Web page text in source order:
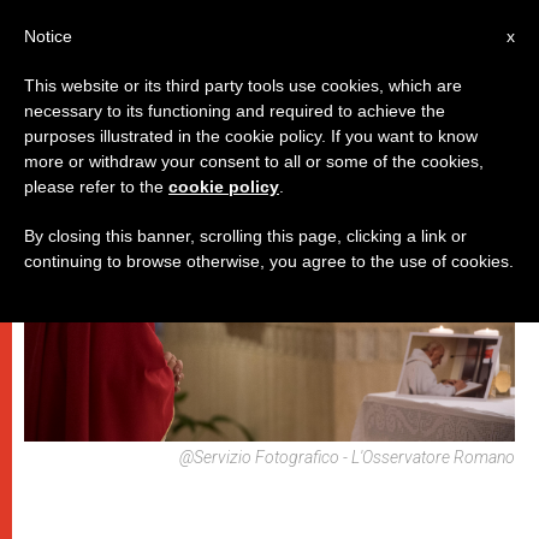
DICASTERI
@Servizio Fotografico - L'Osservatore Romano
x
Notice
This website or its third party tools use cookies, which are
necessary to its functioning and required to achieve the
purposes illustrated in the cookie policy. If you want to know
more or withdraw your consent to all or some of the cookies,
please refer to the cookie policy
By closing this banner, scrolling this page, clicking a link or
continuing to browse otherwise, you agree to the use of cookies.